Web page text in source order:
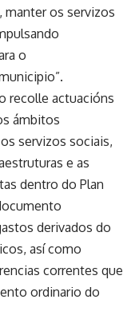
manter os servizos
o
recolle actuacións
ámbitos
servizos sociais,
e as
dentro do Plan
derivados do
así como
correntes que
ordinario do